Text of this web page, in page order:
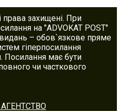
права захищені. При
на "ADVOKAT POST"
– обов`язкове пряме
гіперпосилання
Посилання має бути
чи часткового